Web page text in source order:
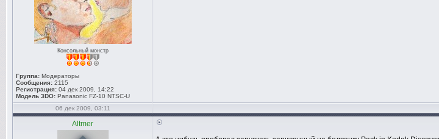
Консольный монстр
Группа: Модераторы
Сообщения: 2115
Регистрация: 04 дек 2009, 14:22
Модель 3DO: Panasonic FZ-10 NTSC-U
06 дек 2009, 03:11
Altmer